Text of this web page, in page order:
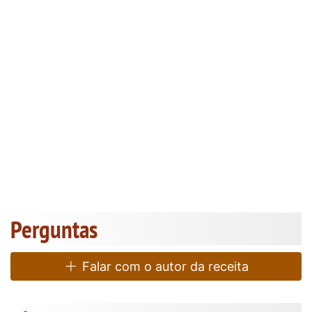
Perguntas
Falar com o autor da receita